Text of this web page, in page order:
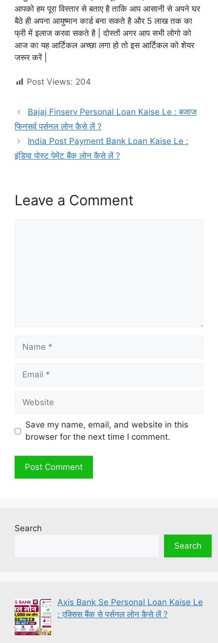
आपको हम पूरा विस्तार से बताए है ताकि आप आसानी से अपने घर
बैठे ही अपना आयुष्मान कार्ड बना सकते है और 5 लाख तक का
फ्री में इलाज करवा सकते है | दोस्तों अगर आप सभी लोगो को
आज का यह आर्टिकल अच्छा लगा हो तो इस आर्टिकल को शेयर
जरूर करें |
Post Views: 204
Bajaj Finserv Personal Loan Kaise Le : बजाज
फिनसर्व पर्सनल लोन कैसे लें ?
India Post Payment Bank Loan Kaise Le :
इंडिया पोस्ट पेमेंट बैंक लोन कैसे लें ?
Leave a Comment
Name
Email
Website
Save my name, email, and website in this
browser for the next time I comment.
Search
Search
Axis Bank Se Personal Loan Kaise Le
: एक्सिस बैंक से पर्सनल लोन कैसे लें ?